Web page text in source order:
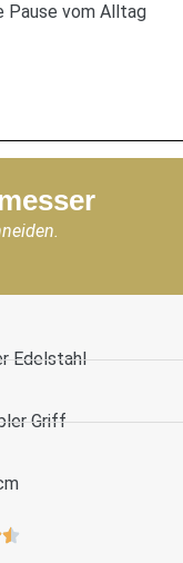
Pause vom Alltag
Edelstahl
Griff